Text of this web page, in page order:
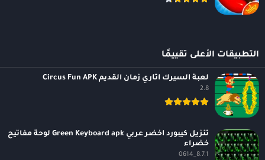
التطبيقات الأعلى تقييمًا
لعبة السيرك اتاري زمان القديم Circus Fun APK
2.8
تنزيل كيبورد اخضر عربي Green Keyboard apk لوحة مفاتيح
خضراء
8.7.1_0614